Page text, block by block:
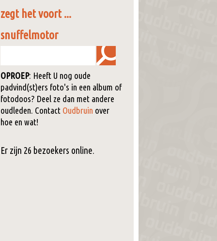
zegt het voort ...
snuffelmotor
OPROEP: Heeft U nog oude
padvind(st)ers foto's in een album of
fotodoos? Deel ze dan met andere
oudleden. Contact Oudbruin over
hoe en wat!
Er zijn 26 bezoekers online.